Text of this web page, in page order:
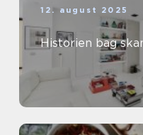
12. august 2025
Historien bag